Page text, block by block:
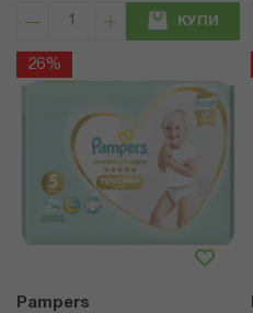
КУПИ
26%
Pampers